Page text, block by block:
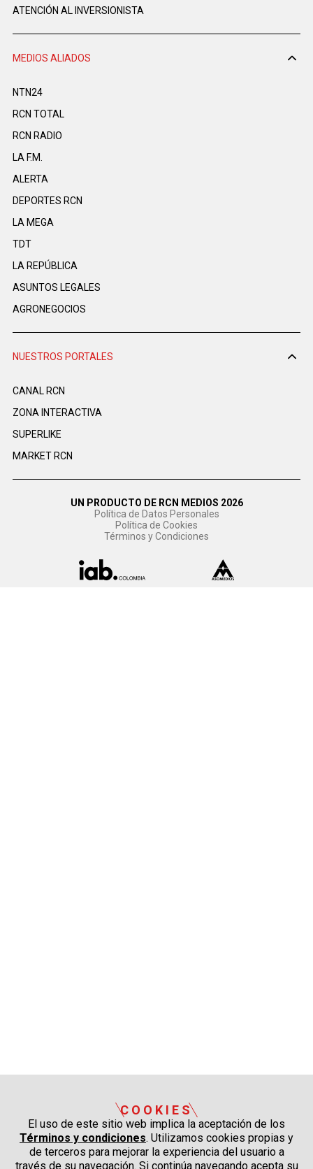
ATENCIÓN AL INVERSIONISTA
MEDIOS ALIADOS
NTN24
RCN TOTAL
RCN RADIO
LA F.M.
ALERTA
DEPORTES RCN
LA MEGA
TDT
LA REPÚBLICA
ASUNTOS LEGALES
AGRONEGOCIOS
NUESTROS PORTALES
CANAL RCN
ZONA INTERACTIVA
SUPERLIKE
MARKET RCN
UN PRODUCTO DE RCN MEDIOS 2026
Política de Datos Personales
Política de Cookies
Términos y Condiciones
COOKIES
El uso de este sitio web implica la aceptación de los
Términos y condiciones. Utilizamos cookies propias y
de terceros para mejorar la experiencia del usuario a
través de su navegación. Si continúa navegando acepta su